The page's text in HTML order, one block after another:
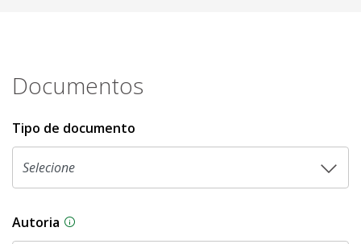
Documentos
Tipo de documento
Autoria As proposições legislativas na CLDF podem